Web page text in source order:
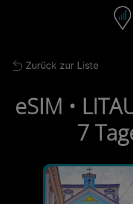
Navigationsleiste
Back to list
Zurück zur Liste
eSIM •
7